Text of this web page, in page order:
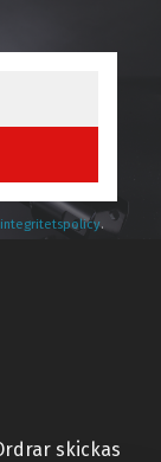
integritetspolicy.
skickas